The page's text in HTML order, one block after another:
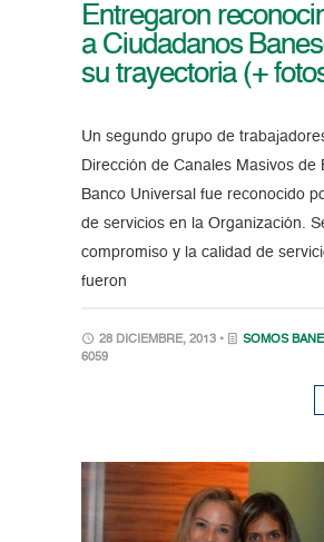
Entregaron
a Ciudadanos
su trayectoria (+
Un segundo grupo de
Dirección de Canales Masivos de
Banco Universal fue reconocido
de servicios en la Organización.
compromiso y la calidad de
fueron
28 DICIEMBRE, 2013 • SOMOS
6059